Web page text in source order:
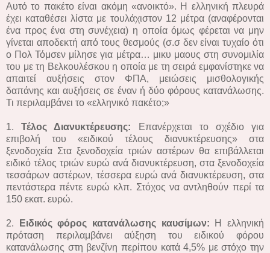
Αυτό το πακέτο είναι ακόμη «ανοικτό». Η ελληνική πλευρά
έχει καταθέσει λίστα με τουλάχιστον 12 μέτρα (αναφέρονται
ένα προς ένα στη συνέχεια) η οποία όμως φέρεται να μην
γίνεται αποδεκτή από τους θεσμούς (σ.σ δεν είναι τυχαίο ότι
ο Πολ Τόμσεν μίλησε για μέτρα… μικυ μαους στη συνομιλία
του με τη Βελκουλέσκου η οποία με τη σειρά εμφανίστηκε να
απαιτεί αυξήσεις στον ΦΠΑ, μειώσεις μισθολογικής
δαπάνης και αυξήσεις σε έναν ή δύο φόρους κατανάλωσης.
Τι περιλαμβάνει το «ελληνικό πακέτο;»
1.Τέλος Διανυκτέρευσης: Επανέρχεται το σχέδιο για
επιβολή του «ειδικού τέλους διανυκτέρευσης» στα
ξενοδοχεία Στα ξενοδοχεία τριών αστέρων θα επιβάλλεται
ειδικό τέλος τριών ευρώ ανά διανυκτέρευση, στα ξενοδοχεία
τεσσάρων αστέρων, τέσσερα ευρώ ανά διανυκτέρευση, στα
πεντάστερα πέντε ευρώ κλπ. Στόχος να αντληθούν περί τα
150 εκατ. ευρώ.
2. Ειδικός φόρος κατανάλωσης καυσίμων: Η ελληνική
πρόταση περιλαμβάνει αύξηση του ειδικού φόρου
κατανάλωσης στη βενζίνη περίπου κατά 4,5% με στόχο την